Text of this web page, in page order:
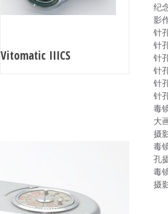
Vitomatic IIICS
纪
影
针
针
针
针
针
针
毒
大
摄
毒
孔
毒
摄